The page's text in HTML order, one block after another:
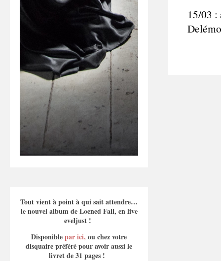
Tout vient à point à qui sait attendre…
le nouvel album de Loened Fall, en live
eveljust !
Disponiblepar ici, ou chez votre
disquaire préféré pour avoir aussi le
livret de 31 pages !
15/03